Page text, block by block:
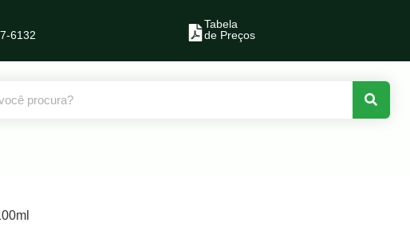
6132
Tabela
de Preços